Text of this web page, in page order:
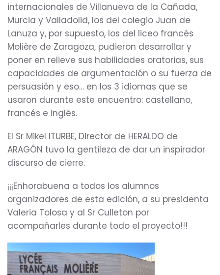
internacionales de Villanueva de la Cañada,
Murcia y Valladolid, los del colegio Juan de
Lanuza y, por supuesto, los del liceo francés
Molière de Zaragoza, pudieron desarrollar y
poner en relieve sus habilidades oratorias, sus
capacidades de argumentación o su fuerza de
persuasión y eso… en los 3 idiomas que se
usaron durante este encuentro: castellano,
francés e inglés.
El Sr Mikel ITURBE, Director de HERALDO de
ARAGÓN tuvo la gentileza de dar un inspirador
discurso de cierre.
¡¡¡Enhorabuena a todos los alumnos
organizadores de esta edición, a su presidenta
Valeria Tolosa y al Sr Culleton por
acompañarles durante todo el proyecto!!!